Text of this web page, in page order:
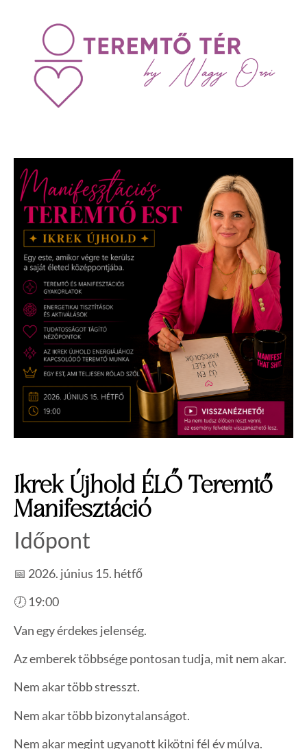
Ikrek Újhold ÉLŐ Teremtő
Manifesztáció
Időpont
📅 2026. június 15. hétfő
🕖 19:00
Van egy érdekes jelenség.
Az emberek többsége pontosan tudja, mit nem akar.
Nem akar több stresszt.
Nem akar több bizonytalanságot.
Nem akar megint ugyanott kikötni fél év múlva.